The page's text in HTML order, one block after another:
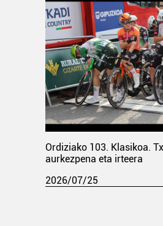
Ordiziako 103. Klasikoa.
aurkezpena eta irteera
2026/07/25